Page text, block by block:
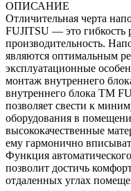
ОПИСАНИЕ
Отличительная черта
FUJITSU — это гибкость
производительность.
являются оптимальным
эксплуатационные
монтаж внутреннего
внутреннего блока ТМ
позволяет свести к
оборудования в
высококачественные
ему гармонично
Функция
позволит достичь
отдаленных углах